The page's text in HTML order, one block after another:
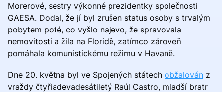
Morerové, sestry výkonné prezidentky společnosti
GAESA. Dodal, že jí byl zrušen status osoby s trvalým
pobytem poté, co vyšlo najevo, že spravovala
nemovitosti a žila na Floridě, zatímco zároveň
pomáhala komunistickému režimu v Havaně.
Dne 20. května byl ve Spojených státech obžalován z
vraždy čtyřiadevadesátiletý Raúl Castro, mladší bratr